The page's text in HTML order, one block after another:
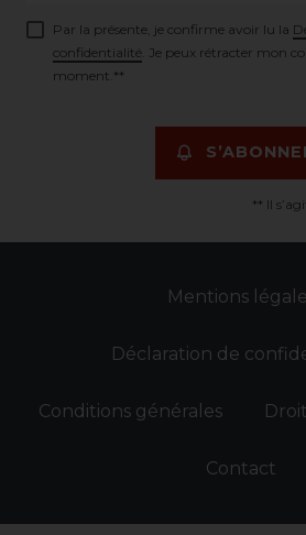
Par la présente, je confirme avoir lu la
confidentialité . Je peux rétracter mon
moment.**
** Il
Mentions
Déclaration de
Conditions générales
Contact